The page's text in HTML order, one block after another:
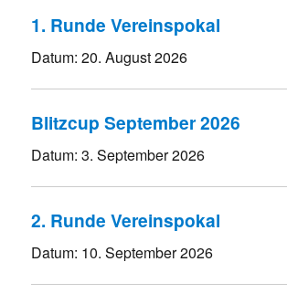
1. Runde Vereinspokal
Datum:20. August 2026
Blitzcup September 2026
Datum:3. September 2026
2. Runde Vereinspokal
Datum: 10. September 2026